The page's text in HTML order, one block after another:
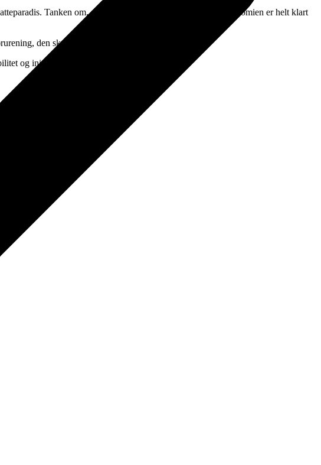
Tanken om, at en skat på luftfart er skadelig for økonomien er helt klart
den skaber.
og initiativer for folkesundheden”.